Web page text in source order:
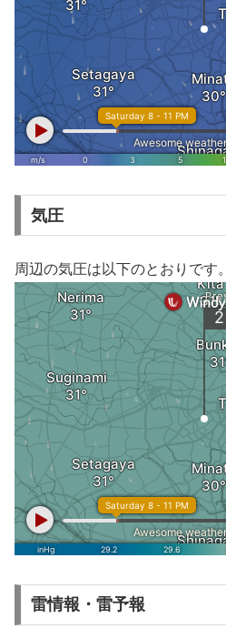
気圧
周辺の気圧は以下のとおりです。
雷情報・雷予報